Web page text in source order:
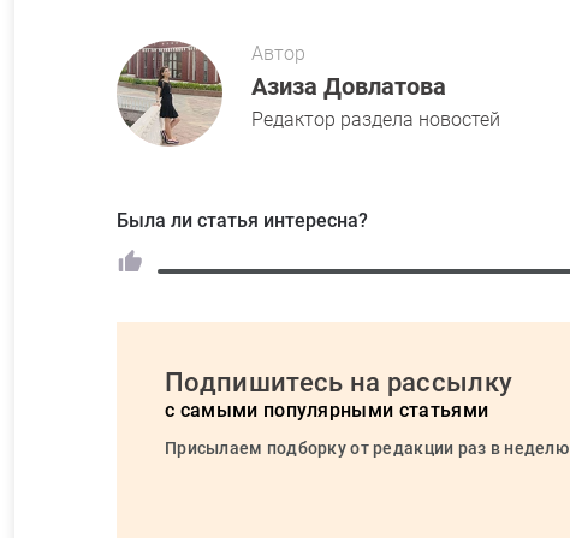
Автор
Азиза Довлатова
Редактор раздела новостей
Была ли статья интересна?
Подпишитесь на рассылку
с самыми популярными статьями
Присылаем подборку от редакции раз в неделю